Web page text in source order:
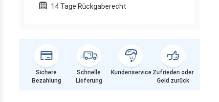
14 Tage Rückgaberecht
Sichere
Bezahlung
Schnelle
Lieferung
Kundenservice Zufrieden oder
Geld zurück